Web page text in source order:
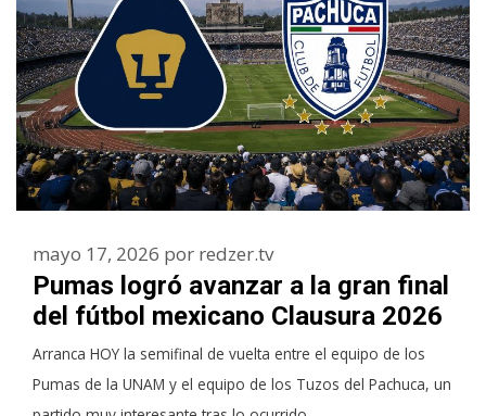
Pumas logró avanzar a la gran final
del fútbol mexicano Clausura 2026
mayo 17, 2026 por redzer.tv
Arranca HOY la semifinal de vuelta entre el equipo de los
Pumas de la UNAM y el equipo de los Tuzos del Pachuca, un